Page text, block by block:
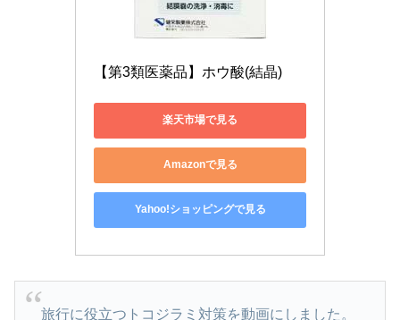
【第3類医薬品】ホウ酸(結晶)
楽天市場で見る
Amazonで見る
Yahoo!ショッピングで見る
旅行に役立つトコジラミ対策を動画にしました。